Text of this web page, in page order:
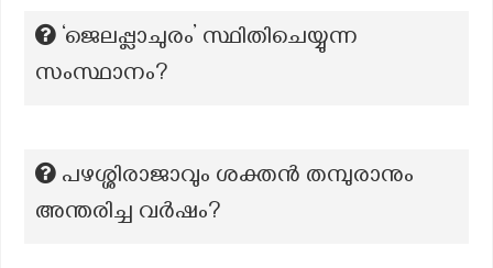
‘ജെലപ്പ്ലാചുരം’ സ്ഥിതിചെയ്യുന്ന
സംസ്ഥാനം?
പഴശ്ശിരാജാവും ശക്തൻ തമ്പുരാനും
അന്തരിച്ച വർഷം?